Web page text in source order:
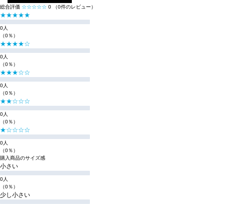
総合評価 ☆☆☆☆☆ 0 （0件のレビュー）
★★★★★
0人
（0％）
★★★★☆
0人
（0％）
★★★☆☆
0人
（0％）
★★☆☆☆
0人
（0％）
★☆☆☆☆
0人
（0％）
購入商品のサイズ感
小さい
0人
（0％）
少し小さい